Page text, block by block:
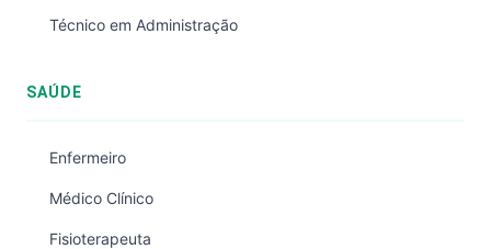
Técnico em Administração
SAÚDE
Enfermeiro
Médico Clínico
Fisioterapeuta